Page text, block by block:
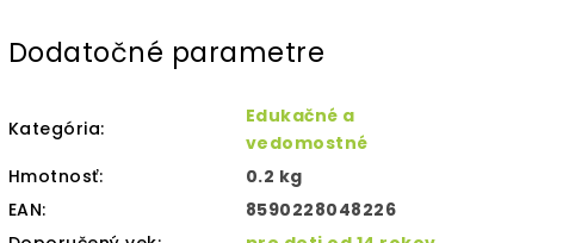
Dodatočné parametre
Kategória:
Edukačné a
vedomostné
Hmotnosť:
0.2 kg
EAN:
8590228048226